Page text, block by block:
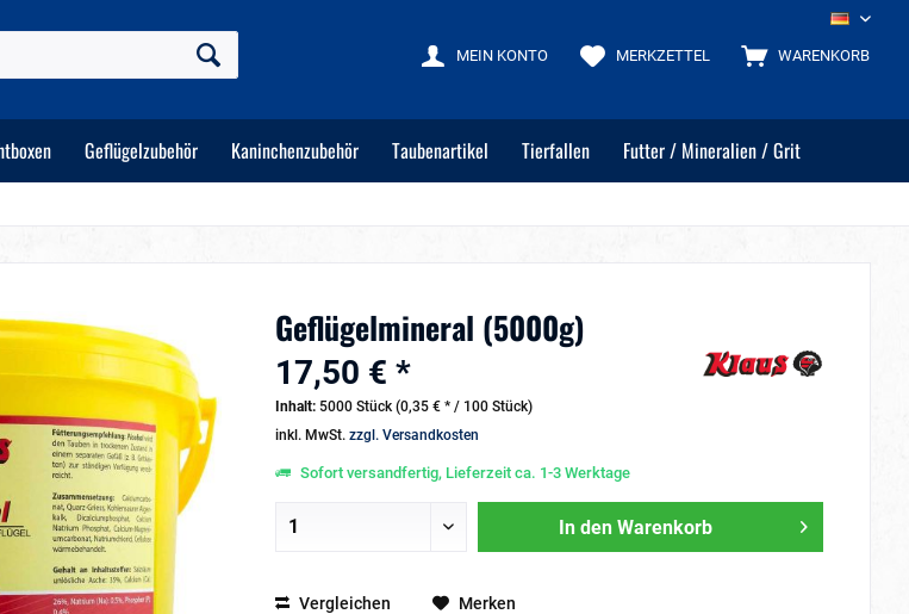
DE
WARENKORB
MERKZETTEL
MEIN KONTO
Geflügelzubehör Kaninchenzubehör Taubenartikel Tierfallen Futter / Mineralien / Grit
Geflügelmineral (5000g)
17,50 € *
Inhalt: 5000 Stück (0,35 € * / 100 Stück)
inkl. MwSt. zzgl. Versandkosten
Sofort versandfertig, Lieferzeit ca. 1-3 Werktage
In den Warenkorb
Vergleichen Merken